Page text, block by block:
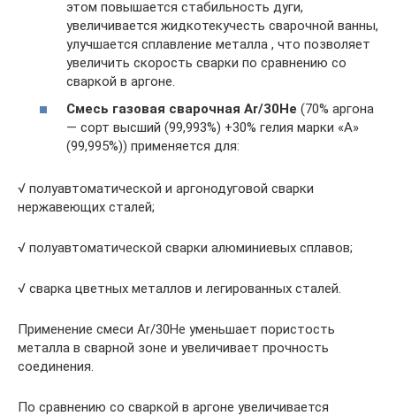
этом повышается стабильность дуги,
увеличивается жидкотекучесть сварочной ванны,
улучшается сплавление металла , что позволяет
увеличить скорость сварки по сравнению со
сваркой в аргоне.
Смесь газовая сварочная Ar/30He (70% аргона
— сорт высший (99,993%) +30% гелия марки «А»
(99,995%)) применяется для:
√ полуавтоматической и аргонодуговой сварки
нержавеющих сталей;
√ полуавтоматической сварки алюминиевых сплавов;
√ сварка цветных металлов и легированных сталей.
Применение смеси Ar/30He уменьшает пористость
металла в сварной зоне и увеличивает прочность
соединения.
По сравнению со сваркой в аргоне увеличивается